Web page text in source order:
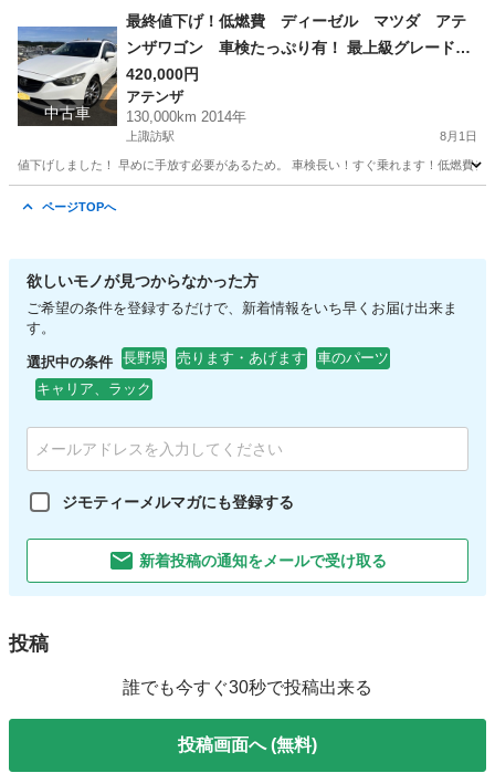
中古車
最終値下げ！低燃費 ディーゼル マツダ アテ
ンザワゴン 車検たっぷり有！ 最上級グレード
XDLパッケージ
420,000円
アテンザ
130,000km 2014年
上諏訪駅 8月1日
値下げしました！ 早めに手放す必要があるため。 車検長い！すぐ乗れます！低燃費
ページTOPへ
欲しいモノが見つからなかった方
ご希望の条件を登録するだけで、新着情報をいち早くお届け出来ま
す。
選択中の条件 長野県 売ります・あげます
車のパーツ
キャリア、ラック
ジモティーメルマガにも登録する
新着投稿の通知をメールで受け取る
投稿
誰でも今すぐ30秒で投稿出来る
投稿画面へ (無料)